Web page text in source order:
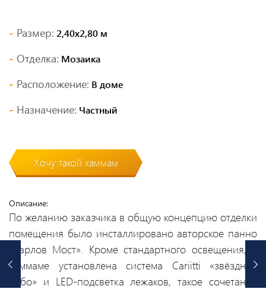
Размер: 2,40х2,80 м
Отделка: Мозаика
Расположение: В доме
Назначение: Частный
Хочу такой хаммам
Описание:
По желанию заказчика в общую концепцию отделки
помещения было инсталлировано авторское панно
«Карлов Мост». Кроме стандартного освещения, в
хаммаме установлена система Cariitti «звёздное
небо» и LED-подсветка лежаков, такое сочетание